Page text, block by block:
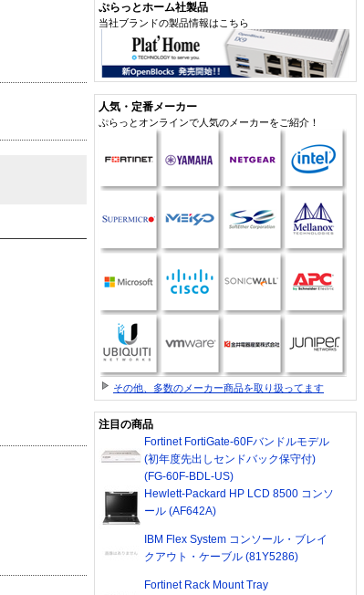
ぷらっとホーム社製品
当社ブランドの製品情報はこちら
人気・定番メーカー
ぷらっとオンラインで人気のメーカーをご紹介！
その他、多数のメーカー商品を取り扱ってます
注目の商品
Fortinet FortiGate-60Fバンドルモデル
(初年度先出しセンドバック保守付)
(FG-60F-BDL-US)
Hewlett-Packard HP LCD 8500 コンソ
ール (AF642A)
IBM Flex System コンソール・ブレイ
クアウト・ケーブル (81Y5286)
Fortinet Rack Mount Tray